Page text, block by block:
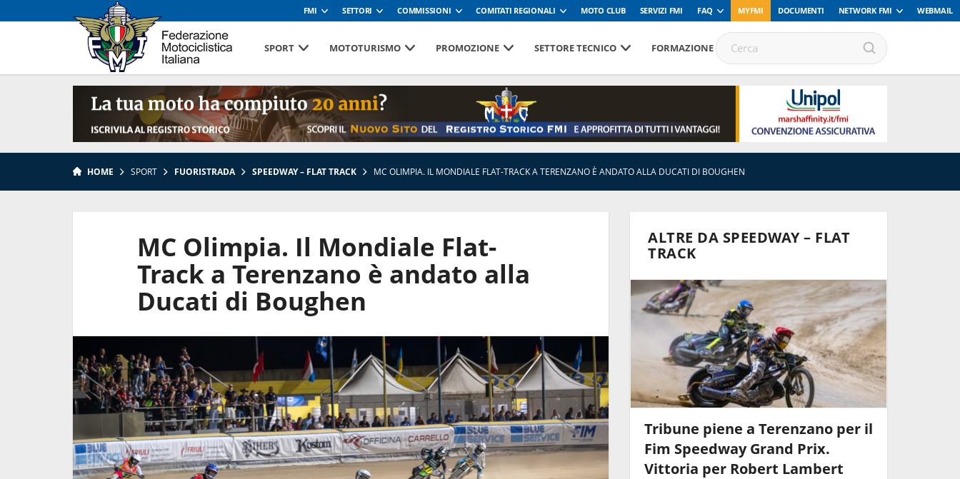
FMI SETTORI COMMISSIONI COMITATI REGIONALI MOTO CLUB SERVIZI FMI FAQ MYFMI DOCUMENTI NETWORK FMI WEBMAIL
SPORT MOTOTURISMO PROMOZIONE SETTORE TECNICO FORMAZIONE
HOME SPORT FUORISTRADA SPEEDWAY – FLAT TRACK MC OLIMPIA. IL MONDIALE FLAT-TRACK A TERENZANO È ANDATO ALLA DUCATI DI BOUGHEN
MC Olimpia. Il Mondiale Flat-
Track a Terenzano è andato alla
Ducati di Boughen
ALTRE DA SPEEDWAY – FLAT
TRACK
L'Italia accede alla finale
dell'Europeo Speedway a
Coppie
È di Paco Castagna la quarta
tappa dell'Italiano Speedway
22 Giugno 2026
Tribune piene a Terenzano per il
Fim Speedway Grand Prix.
Vittoria per Robert Lambert